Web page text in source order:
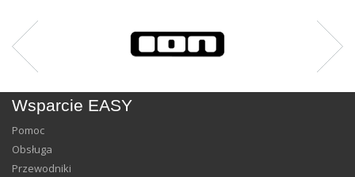
Wsparcie EASY
Pomoc
Obsługa
Przewodniki